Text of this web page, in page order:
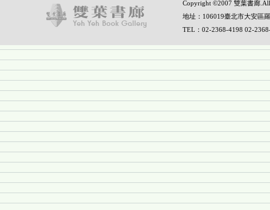
Copyright ©2007 雙葉書廊.All
地址：106019臺北市大安區
TEL：02-2368-4198 02-